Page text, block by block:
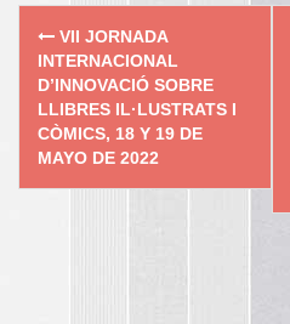
Post
navigation
VII JORNADA
INTERNACIONAL
D’INNOVACIÓ SOBRE
LLIBRES IL·LUSTRATS I
CÒMICS, 18 Y 19 DE
MAYO DE 2022